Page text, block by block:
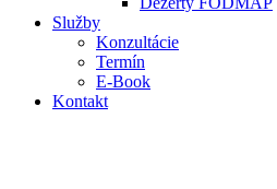
Služby
Konzultácie
Termín
E-Book
Kontakt